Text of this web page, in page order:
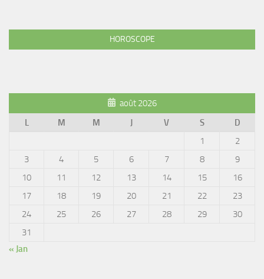
HOROSCOPE
août 2026
L
M M J V S
D
1
2
3
4 5 6 7 8
9
10
11 12 13 14 15
16
17
18 19 20 21 22
23
24
25 26 27 28 29
30
31
« Jan